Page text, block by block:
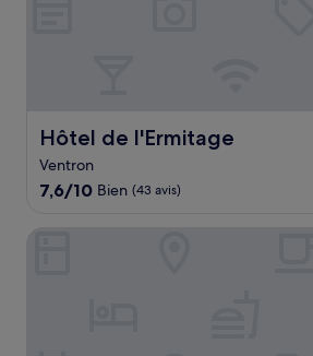
Hôtel de l'Ermitage
Hôtel de l'Ermitage
Ventron
7.6
10,
7,6/10 Bien (43 avis)